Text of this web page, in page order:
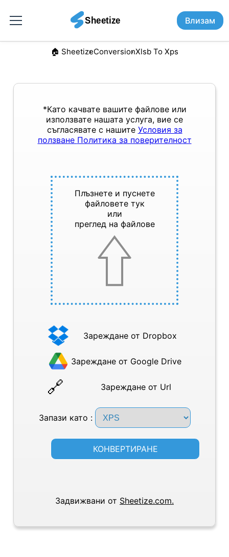
Влизам
🏠︎ SheetizeConversionXlsb To Xps
*Като качвате вашите файлове или
използвате нашата услуга, вие се
съгласявате с нашите Условия за
ползване Политика за поверителност
Плъзнете и пуснете
файловете тук
или
преглед на файлове
Зареждане от Dropbox
Зареждане от Google Drive
Зареждане от Url
Запази като :
КОНВЕРТИРАНЕ
Задвижвани от Sheetize.com.